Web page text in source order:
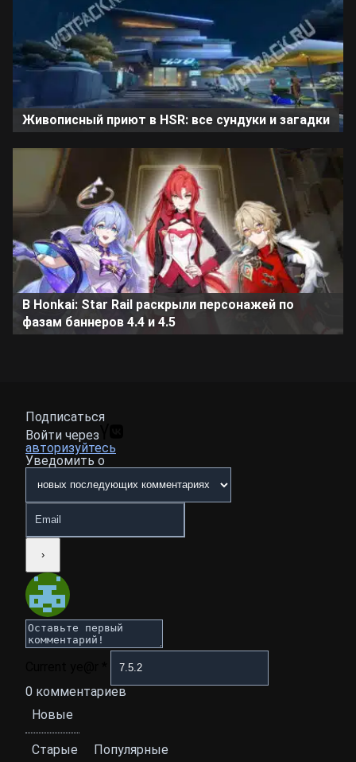
Живописный приют в HSR: все сундуки и загадки
В Honkai: Star Rail раскрыли персонажей по
фазам баннеров 4.4 и 4.5
Подписаться
Войти через
авторизуйтесь
Уведомить о
0 комментариев
Новые
Старые Популярные